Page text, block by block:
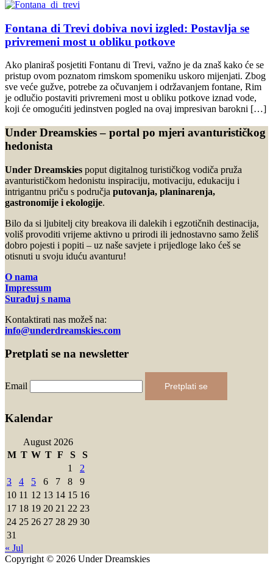
Fontana di Trevi dobiva novi izgled: Postavlja se
privremeni most u obliku potkove
Ako planiraš posjetiti Fontanu di Trevi, važno je da znaš kako će se
pristup ovom poznatom rimskom spomeniku uskoro mijenjati. Zbog
sve veće gužve, potrebe za očuvanjem i održavanjem fontane, Rim
je odlučio postaviti privremeni most u obliku potkove iznad vode,
koji će omogućiti jedinstven pogled na ovaj impresivan barokni […]
Under Dreamskies – portal po mjeri avanturističkog
hedonista
Under Dreamskies poput digitalnog turističkog vodiča pruža
avanturističkom hedonistu inspiraciju, motivaciju, edukaciju i
intrigantnu priču s područja putovanja, planinarenja,
gastronomije i ekologije.
Bilo da si ljubitelj city breakova ili dalekih i egzotičnih destinacija,
voliš provoditi vrijeme aktivno u prirodi ili jednostavno samo želiš
dobro pojesti i popiti – uz naše savjete i prijedloge lako ćeš se
otisnuti u svoju iduću avanturu!
O nama
Impressum
Surađuj s nama
Kontaktirati nas možeš na:
info@underdreamskies.com
Pretplati se na newsletter
Email Pretplati se
Kalendar
August 2026
M T W T F S
S
1
2
3
4 5 6 7 8
9
10 11 12 13 14 15 16
17 18 19 20 21 22 23
24 25 26 27 28 29 30
31
« Jul
Copyright © 2026 Under Dreamskies